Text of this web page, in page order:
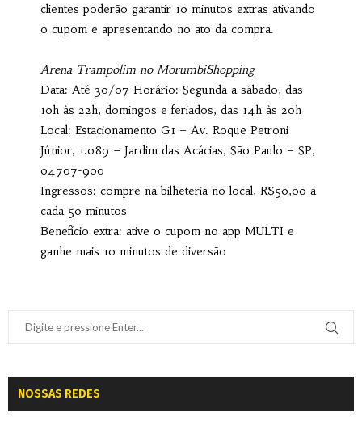
clientes poderão garantir 10 minutos extras ativando
o cupom e apresentando no ato da compra.
Arena Trampolim no MorumbiShopping
Data: Até 30/07 Horário: Segunda a sábado, das
10h às 22h, domingos e feriados, das 14h às 20h
Local: Estacionamento G1 – Av. Roque Petroni
Júnior, 1.089 – Jardim das Acácias, São Paulo – SP,
04707-900
Ingressos: compre na bilheteria no local, R$50,00 a
cada 50 minutos
Benefício extra: ative o cupom no app MULTI e
ganhe mais 10 minutos de diversão
NOSSAS REDES